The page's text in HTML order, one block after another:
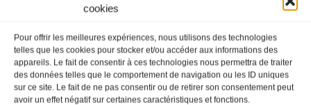
cookies
Pour offrir les meilleures expériences, nous utilisons des technologies
telles que les cookies pour stocker et/ou accéder aux informations des
appareils. Le fait de consentir à ces technologies nous permettra de traiter
des données telles que le comportement de navigation ou les ID uniques
sur ce site. Le fait de ne pas consentir ou de retirer son consentement peut
avoir un effet négatif sur certaines caractéristiques et fonctions.